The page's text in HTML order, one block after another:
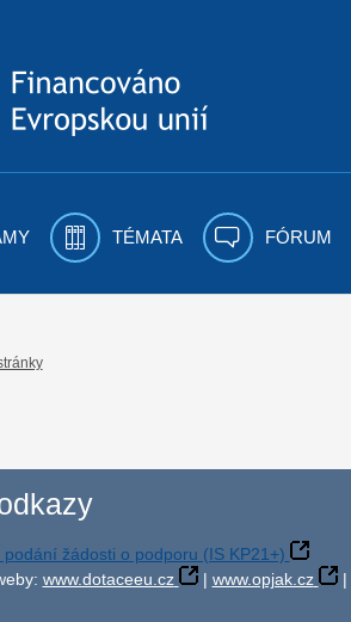
TÉMATA FÓRUM
podání žádosti o podporu (IS KP21+)
www.dotaceeu.cz | www.opjak.cz |